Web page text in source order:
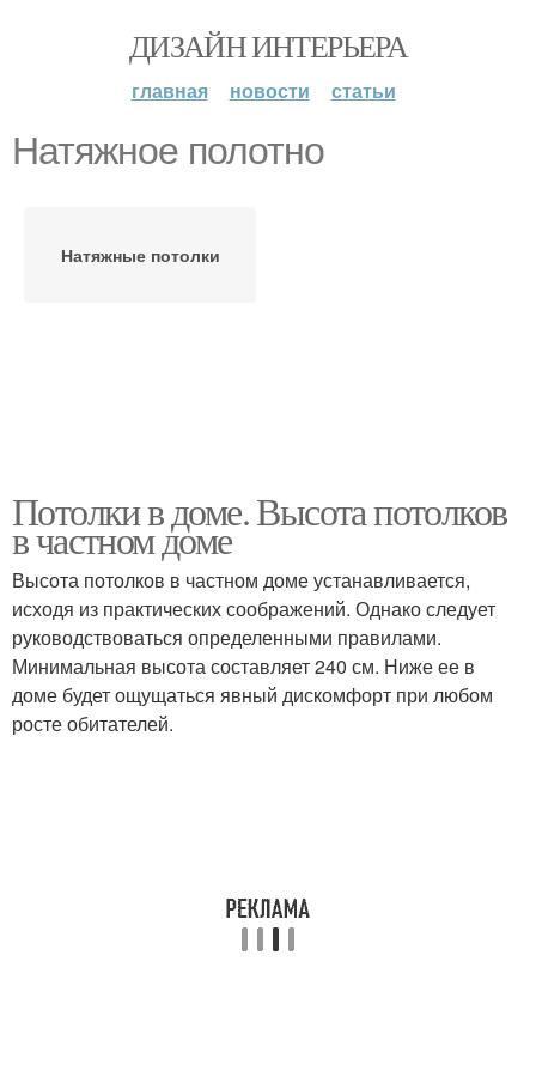
ДИЗАЙН ИНТЕРЬЕРА
главная новости статьи
Натяжное полотно
Натяжные потолки
Потолки в доме. Высота потолков
в частном доме
Высота потолков в частном доме устанавливается,
исходя из практических соображений. Однако следует
руководствоваться определенными правилами.
Минимальная высота составляет 240 см. Ниже ее в
доме будет ощущаться явный дискомфорт при любом
росте обитателей.